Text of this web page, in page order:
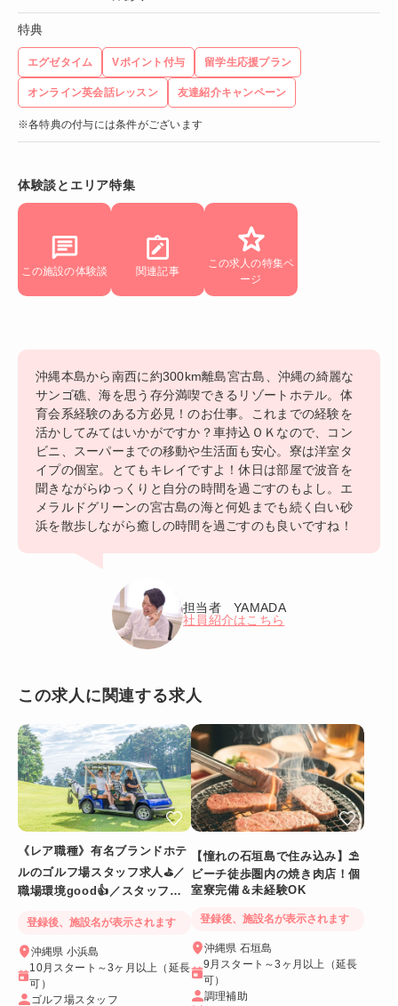
特典
エグゼタイム Vポイント付与 留学生応援プラン
オンライン英会話レッスン 友達紹介キャンペーン
※各特典の付与には条件がございます
体験談とエリア特集
この施設の体験談 関連記事
この求人の特集ペ
ージ
沖縄本島から南西に約300km離島宮古島、沖縄の綺麗な
サンゴ礁、海を思う存分満喫できるリゾートホテル。体
育会系経験のある方必見！のお仕事。これまでの経験を
活かしてみてはいかがですか？車持込ＯＫなので、コン
ビニ、スーパーまでの移動や生活面も安心。寮は洋室タ
イプの個室。とてもキレイですよ！休日は部屋で波音を
聞きながらゆっくりと自分の時間を過ごすのもよし。エ
メラルドグリーンの宮古島の海と何処までも続く白い砂
浜を散歩しながら癒しの時間を過ごすのも良いですね！
担当者 YAMADA
社員紹介はこちら
この求人に関連する求人
《レア職種》有名ブランドホテ
ルのゴルフ場スタッフ求人⛳／
職場環境good👍／スタッフ満
登録後、施設名が表示されます
沖縄県 小浜島
10月スタート～3ヶ月以上（延長
可）
ゴルフ場スタッフ
【憧れの石垣島で住み込み】⛱
ビーチ徒歩圏内の焼き肉店！個
室寮完備＆未経験OK
登録後、施設名が表示されます
沖縄県 石垣島
9月スタート～3ヶ月以上（延長
可）
調理補助